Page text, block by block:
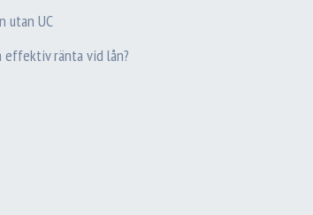
utan UC
effektiv ränta vid lån?